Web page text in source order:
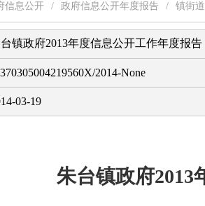
信息公开 / 政府信息公开年度报告 / 镇街道
镇政府2013年度信息公开工作年度报告
2014-None
03-19
朱台镇政府2013